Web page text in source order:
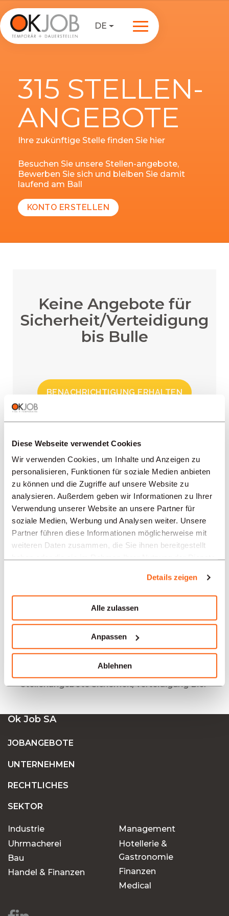
Diese Webseite verwendet Cookies
Wir verwenden Cookies, um Inhalte und Anzeigen zu
personalisieren, Funktionen für soziale Medien anbieten
zu können und die Zugriffe auf unsere Website zu
analysieren. Außerdem geben wir Informationen zu Ihrer
Verwendung unserer Website an unsere Partner für
soziale Medien, Werbung und Analysen weiter. Unsere
Partner führen diese Informationen möglicherweise mit
weiteren Daten zusammen, die Sie ihnen bereitgestellt
Details zeigen
Alle zulassen
Anpassen
Ablehnen
DE
315 STELLEN-
ANGEBOTE
Ihre zukünftige Stelle finden Sie hier
Besuchen Sie unsere Stellen-angebote,
Bewerben Sie sich und bleiben Sie damit
laufend am Ball
KONTO ERSTELLEN
Keine Angebote für
Sicherheit/Verteidigung
bis Bulle
BENACHRICHTIGUNG ERHALTEN
REGIONEN
BRANCHEN
PROFESSION
SPRACHE
Sicherheit/Verteidigung
Angebote in anderen Regionen:
Stellenangebote Sicherheit/Verteidigung Biel
Ok Job SA
JOBANGEBOTE
UNTERNEHMEN
RECHTLICHES
SEKTOR
Industrie
Uhrmacherei
Bau
Handel & Finanzen
Management
Hotellerie &
Gastronomie
Finanzen
Medical